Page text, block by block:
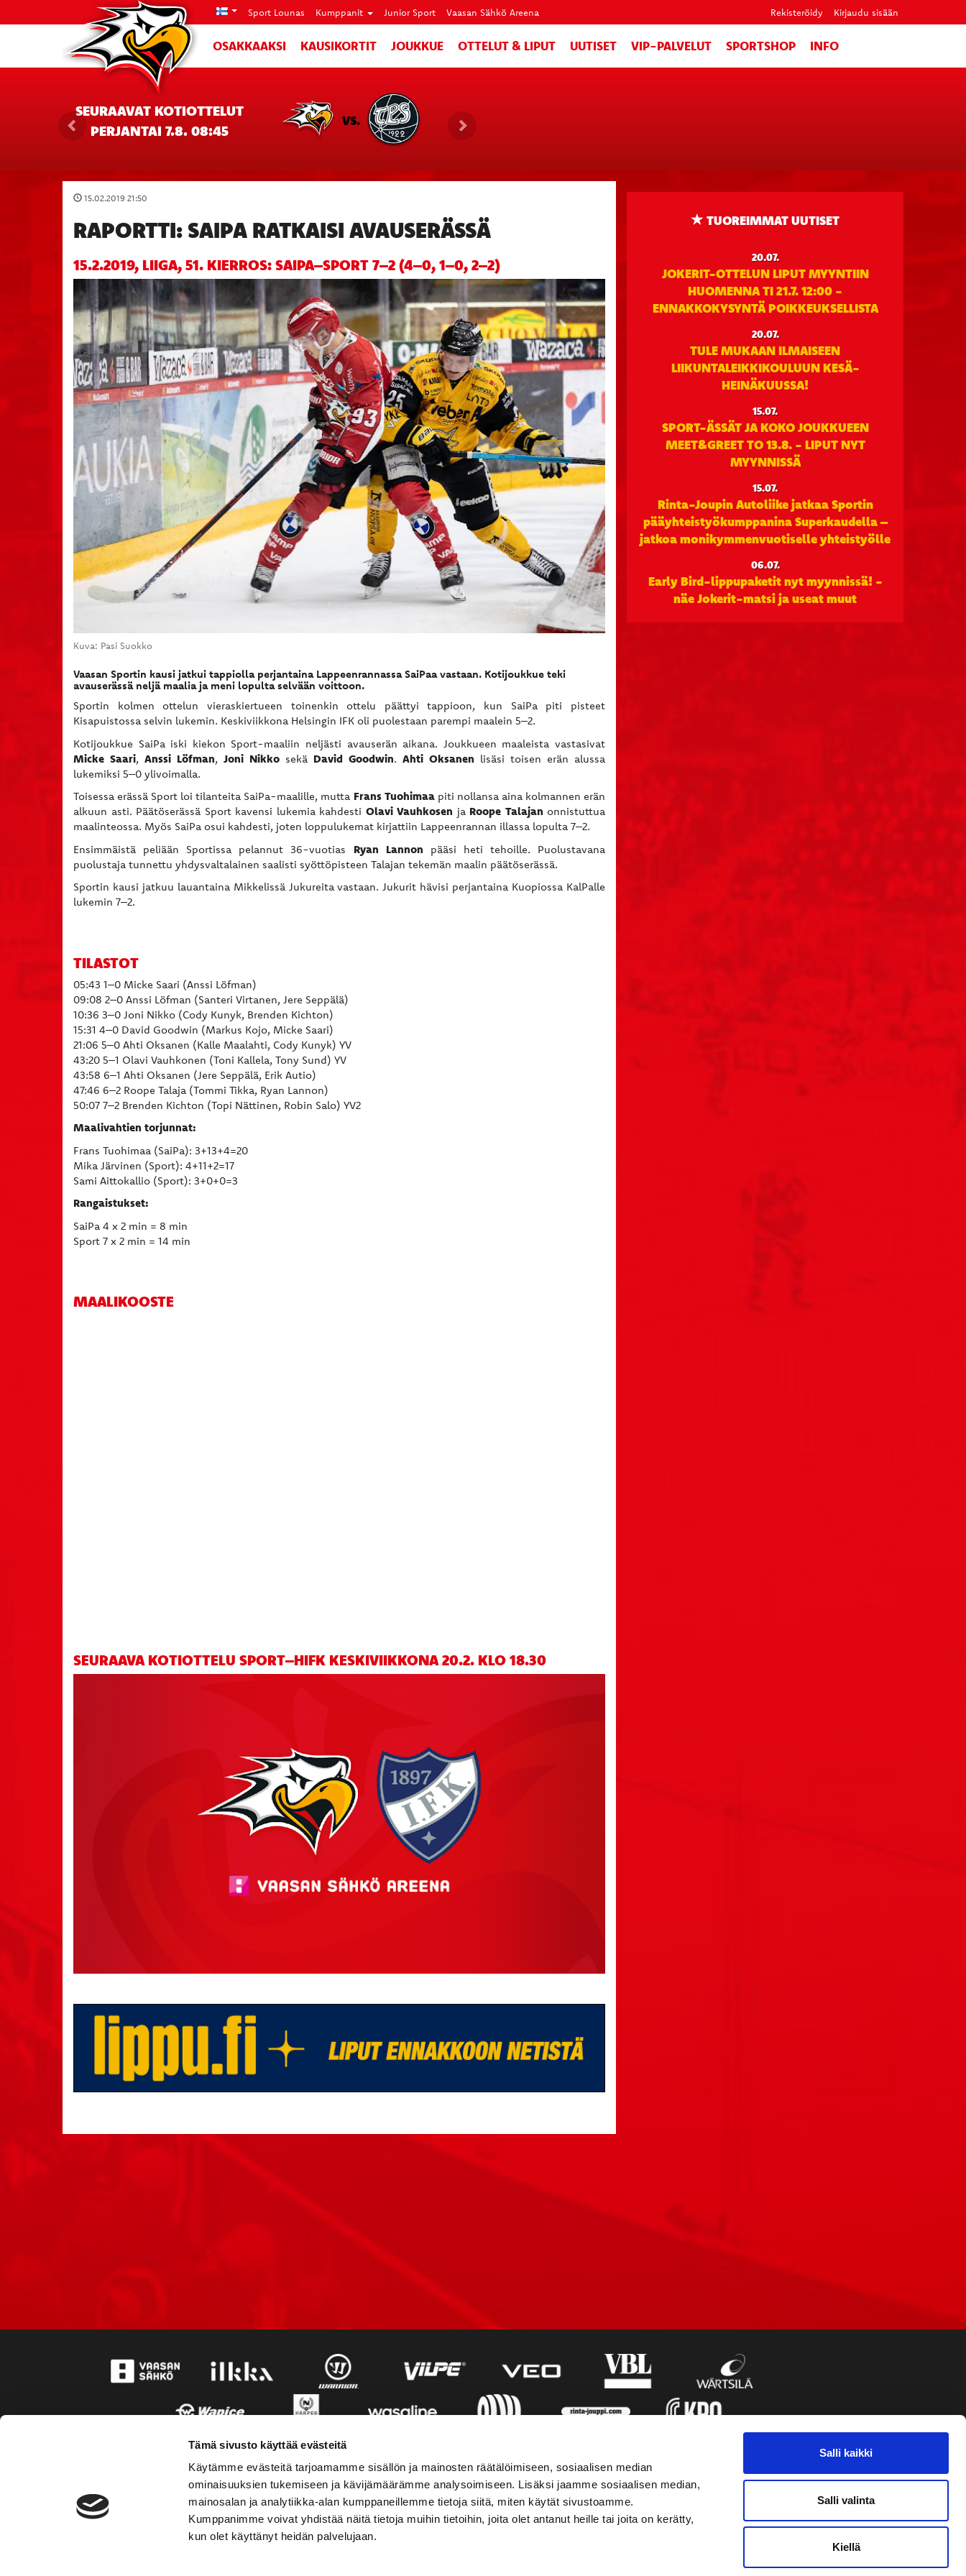
Tämä sivusto käyttää evästeitä
Käytämme evästeitä tarjoamamme sisällön ja mainosten räätälöimiseen, sosiaalisen median
ominaisuuksien tukemiseen ja kävijämäärämme analysoimiseen. Lisäksi jaamme sosiaalisen median,
mainosalan ja analytiikka-alan kumppaneillemme tietoja siitä, miten käytät sivustoamme.
Kumppanimme voivat yhdistää näitä tietoja muihin tietoihin, joita olet antanut heille tai joita on kerätty,
kun olet käyttänyt heidän palvelujaan.
Salli kaikki
Salli valinta
Kiellä
Sport Lounas Kumppanit Junior Sport Vaasan Sähkö Areena Rekisteröidy Kirjaudu sisään
OSAKKAAKSI KAUSIKORTIT JOUKKUE OTTELUT & LIPUT UUTISET VIP-PALVELUT SPORTSHOP INFO
SEURAAVAT KOTIOTTELUT
PERJANTAI 7.8. 08:45
VS.
15.02.2019 21:50
RAPORTTI: SAIPA RATKAISI AVAUSERÄSSÄ
15.2.2019, LIIGA, 51. KIERROS: SAIPA–SPORT 7–2 (4–0, 1–0, 2–2)
Kuva: Pasi Suokko
Vaasan Sportin kausi jatkui tappiolla perjantaina Lappeenrannassa SaiPaa vastaan. Kotijoukkue teki
avauserässä neljä maalia ja meni lopulta selvään voittoon.
Sportin kolmen ottelun vieraskiertueen toinenkin ottelu päättyi tappioon, kun SaiPa piti pisteet
Kisapuistossa selvin lukemin. Keskiviikkona Helsingin IFK oli puolestaan parempi maalein 5–2.
Kotijoukkue SaiPa iski kiekon Sport-maaliin neljästi avauserän aikana. Joukkueen maaleista vastasivat
Micke Saari, Anssi Löfman, Joni Nikko sekä David Goodwin. Ahti Oksanen lisäsi toisen erän alussa
lukemiksi 5–0 ylivoimalla.
Toisessa erässä Sport loi tilanteita SaiPa-maalille, mutta Frans Tuohimaapiti nollansa aina kolmannen erän
alkuun asti. Päätöserässä Sport kavensi lukemia kahdesti Olavi Vauhkosen ja Roope Talajan onnistuttua
maalinteossa. Myös SaiPa osui kahdesti, joten loppulukemat kirjattiin Lappeenrannan illassa lopulta 7–2.
Ensimmäistä peliään Sportissa pelannut 36-vuotias Ryan Lannon pääsi heti tehoille. Puolustavana
puolustaja tunnettu yhdysvaltalainen saalisti syöttöpisteen Talajan tekemän maalin päätöserässä.
Sportin kausi jatkuu lauantaina Mikkelissä Jukureita vastaan. Jukurit hävisi perjantaina Kuopiossa KalPalle
lukemin 7–2.
TILASTOT
05:43 1–0 Micke Saari (Anssi Löfman)
09:08 2–0 Anssi Löfman (Santeri Virtanen, Jere Seppälä)
10:36 3–0 Joni Nikko (Cody Kunyk, Brenden Kichton)
15:31 4–0 David Goodwin (Markus Kojo, Micke Saari)
21:06 5–0 Ahti Oksanen (Kalle Maalahti, Cody Kunyk) YV
43:20 5–1 Olavi Vauhkonen (Toni Kallela, Tony Sund) YV
43:58 6–1 Ahti Oksanen (Jere Seppälä, Erik Autio)
47:46 6–2 Roope Talaja (Tommi Tikka, Ryan Lannon)
50:07 7–2 Brenden Kichton (Topi Nättinen, Robin Salo) YV2
Maalivahtien torjunnat:
Frans Tuohimaa (SaiPa): 3+13+4=20
Mika Järvinen (Sport): 4+11+2=17
Sami Aittokallio (Sport): 3+0+0=3
Rangaistukset:
SaiPa 4 x 2 min = 8 min
Sport 7 x 2 min = 14 min
MAALIKOOSTE
SEURAAVA KOTIOTTELU SPORT–HIFK KESKIVIIKKONA 20.2. KLO 18.30
TUOREIMMAT UUTISET
20.07.
JOKERIT-OTTELUN LIPUT MYYNTIIN
HUOMENNA TI 21.7. 12:00 -
ENNAKKOKYSYNTÄ POIKKEUKSELLISTA
20.07.
TULE MUKAAN ILMAISEEN
LIIKUNTALEIKKIKOULUUN KESÄ-
HEINÄKUUSSA!
15.07.
SPORT-ÄSSÄT JA KOKO JOUKKUEEN
MEET&GREET TO 13.8. - LIPUT NYT
MYYNNISSÄ
15.07.
Rinta-Joupin Autoliike jatkaa Sportin
pääyhteistyökumppanina Superkaudella –
jatkoa monikymmenvuotiselle yhteistyölle
06.07.
Early Bird-lippupaketit nyt myynnissä! -
näe Jokerit-matsi ja useat muut